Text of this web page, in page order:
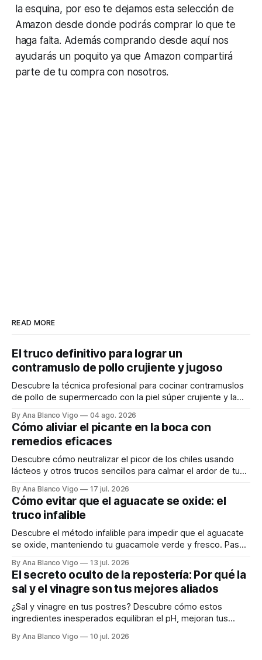
la esquina, por eso te dejamos esta selección de
Amazon desde donde podrás comprar lo que te
haga falta. Además comprando desde aquí nos
ayudarás un poquito ya que Amazon compartirá
parte de tu compra con nosotros.
READ MORE
El truco definitivo para lograr un
contramuslo de pollo crujiente y jugoso
Descubre la técnica profesional para cocinar contramuslos
de pollo de supermercado con la piel súper crujiente y la
By Ana Blanco Vigo 04 ago. 2026
Cómo aliviar el picante en la boca con
remedios eficaces
Descubre cómo neutralizar el picor de los chiles usando
lácteos y otros trucos sencillos para calmar el ardor de tu
By Ana Blanco Vigo 17 jul. 2026
Cómo evitar que el aguacate se oxide: el
truco infalible
Descubre el método infalible para impedir que el aguacate
se oxide, manteniendo tu guacamole verde y fresco. Paso
By Ana Blanco Vigo 13 jul. 2026
El secreto oculto de la repostería: Por qué la
sal y el vinagre son tus mejores aliados
¿Sal y vinagre en tus postres? Descubre cómo estos
ingredientes inesperados equilibran el pH, mejoran tus
By Ana Blanco Vigo 10 jul. 2026